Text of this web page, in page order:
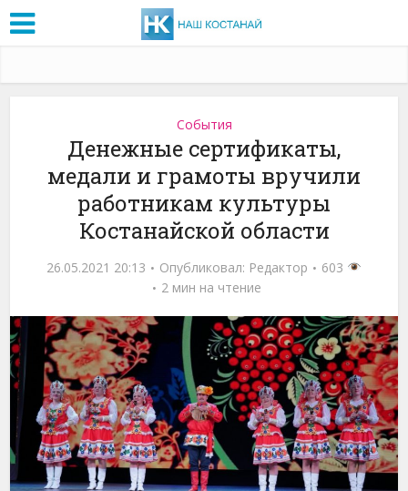
События
Денежные сертификаты,
медали и грамоты вручили
работникам культуры
Костанайской области
26.05.2021 20:13 Опубликовал: Редактор
603
2 мин на чтение